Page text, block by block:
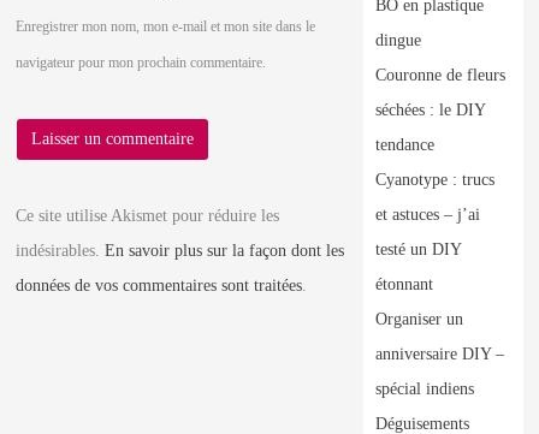
Enregistrer mon nom, mon e-mail et mon site dans le
navigateur pour mon prochain commentaire.
Ce site utilise Akismet pour réduire les
indésirables.En savoir plus sur la façon dont les
données de vos commentaires sont traitées.
BO en plastique
dingue
Couronne de fleurs
séchées : le DIY
tendance
Cyanotype : trucs
et astuces – j’ai
testé un DIY
étonnant
Organiser un
anniversaire DIY –
spécial indiens
Déguisements